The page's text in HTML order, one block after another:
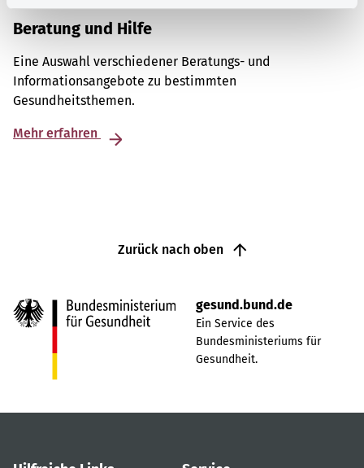
Beratung und Hilfe
Eine Auswahl verschiedener Beratungs- und
Informationsangebote zu bestimmten
Gesundheitsthemen.
Mehr erfahren
Zurück nach oben
gesund.bund.de
Ein Service des
Bundesministeriums für
Gesundheit.